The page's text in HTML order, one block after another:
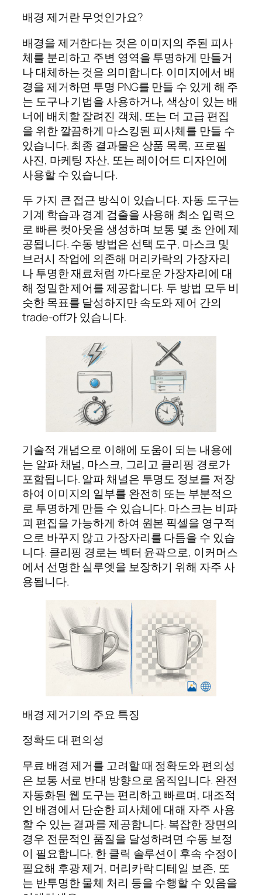
배경 제거란 무엇인가요?
배경을 제거한다는 것은 이미지의 주된 피사
체를 분리하고 주변 영역을 투명하게 만들거
나 대체하는 것을 의미합니다. 이미지에서 배
경을 제거하면 투명 PNG를 만들 수 있게 해 주
는 도구나 기법을 사용하거나, 색상이 있는 배
너에 배치할 잘려진 객체, 또는 더 고급 편집
을 위한 깔끔하게 마스킹된 피사체를 만들 수
있습니다. 최종 결과물은 상품 목록, 프로필
사진, 마케팅 자산, 또는 레이어드 디자인에
사용할 수 있습니다.
두 가지 큰 접근 방식이 있습니다. 자동 도구는
기계 학습과 경계 검출을 사용해 최소 입력으
로 빠른 컷아웃을 생성하며 보통 몇 초 안에 제
공됩니다. 수동 방법은 선택 도구, 마스크 및
브러시 작업에 의존해 머리카락의 가장자리
나 투명한 재료처럼 까다로운 가장자리에 대
해 정밀한 제어를 제공합니다. 두 방법 모두 비
슷한 목표를 달성하지만 속도와 제어 간의
trade-off가 있습니다.
기술적 개념으로 이해에 도움이 되는 내용에
는 알파 채널, 마스크, 그리고 클리핑 경로가
포함됩니다. 알파 채널은 투명도 정보를 저장
하여 이미지의 일부를 완전히 또는 부분적으
로 투명하게 만들 수 있습니다. 마스크는 비파
괴 편집을 가능하게 하여 원본 픽셀을 영구적
으로 바꾸지 않고 가장자리를 다듬을 수 있습
니다. 클리핑 경로는 벡터 윤곽으로, 이커머스
에서 선명한 실루엣을 보장하기 위해 자주 사
용됩니다.
배경 제거기의 주요 특징
정확도 대 편의성
무료 배경 제거를 고려할 때 정확도와 편의성
은 보통 서로 반대 방향으로 움직입니다. 완전
자동화된 웹 도구는 편리하고 빠르며, 대조적
인 배경에서 단순한 피사체에 대해 자주 사용
할 수 있는 결과를 제공합니다. 복잡한 장면의
경우 전문적인 품질을 달성하려면 수동 보정
이 필요합니다. 한 클릭 솔루션이 후속 수정이
필요해 후광 제거, 머리카락 디테일 보존, 또
는 반투명한 물체 처리 등을 수행할 수 있음을